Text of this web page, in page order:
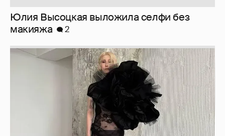
Журналистка Сулим примерила новый